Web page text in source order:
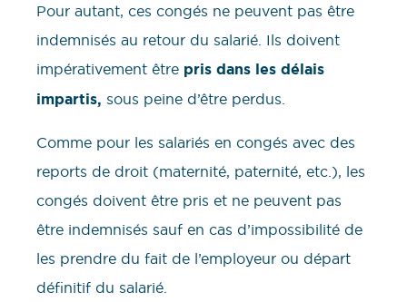
Pour autant, ces congés ne peuvent pas être
indemnisés au retour du salarié. Ils doivent
impérativement être pris dans les délais
impartis, sous peine d’être perdus.
Comme pour les salariés en congés avec des
reports de droit (maternité, paternité, etc.), les
congés doivent être pris et ne peuvent pas
être indemnisés sauf en cas d’impossibilité de
les prendre du fait de l’employeur ou départ
définitif du salarié.